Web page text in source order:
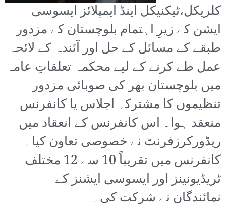
کلریکل،ٹیکنیکل اینڈ ایمپلائز ایسوسی
ایشن کے زیرِ اہتمام بلوچستان کے مزدور
طبقے کے مسائل کے حل اور آئندہ کے لائحہ
عمل طے کرنے کے لیے محکمہ تعلقاتِ عامہ
میں بلوچستان بھر کی صوبائی مزدور
تنظیموں کا مشترکہ اجلاس یا کانفرنس
منعقد ہوا۔ اس کانفرنس کے انعقاد میں
ریڈورکرزفرنٹ نے خصوصی تعاون کیا۔
کانفرنس میں تقریباً 10 سے 12 مختلف
ٹریڈیونینز اور ایسوسی ایشنز کے
نمائندگان نے شرکت کی۔